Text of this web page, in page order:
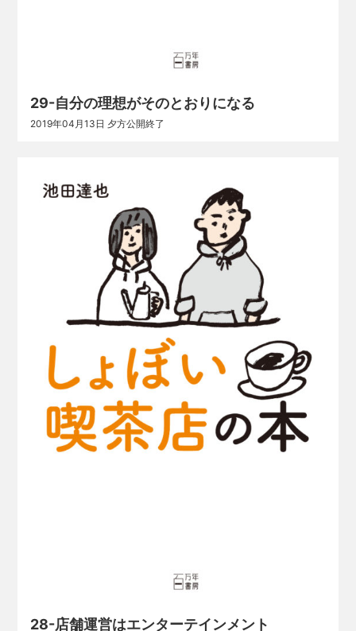
29-自分の理想がそのとおりになる
2019年04月13日 夕方公開終了
28-店舗運営はエンターテインメント